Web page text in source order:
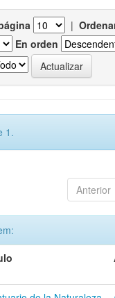
|
En orden
1.
Anterior